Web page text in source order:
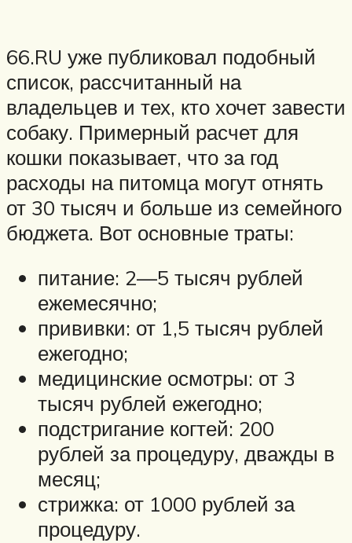
66.RU уже публиковал подобный
список, рассчитанный на
владельцев и тех, кто хочет завести
собаку. Примерный расчет для
кошки показывает, что за год
расходы на питомца могут отнять
от 30 тысяч и больше из семейного
бюджета. Вот основные траты:
питание: 2—5 тысяч рублей
ежемесячно;
прививки: от 1,5 тысяч рублей
ежегодно;
медицинские осмотры: от 3
тысяч рублей ежегодно;
подстригание когтей: 200
рублей за процедуру, дважды в
месяц;
стрижка: от 1000 рублей за
процедуру.